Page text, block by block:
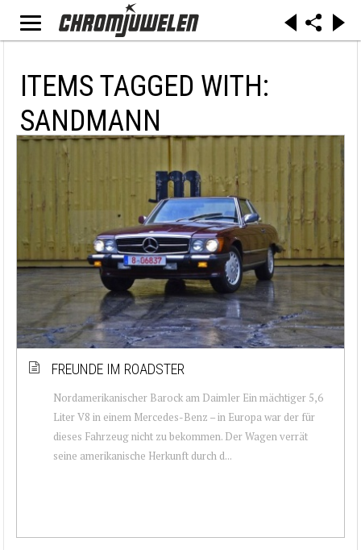
ITEMS TAGGED WITH:
SANDMANN
FREUNDE IM ROADSTER
Nordamerikanischer Barock am Daimler Ein mächtiger 5,6
Liter V8 in einem Mercedes-Benz – in Europa war der für
dieses Fahrzeug nicht zu bekommen. Der Wagen verrät
seine amerikanische Herkunft durch d...